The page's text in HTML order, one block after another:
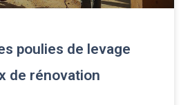
poulies de levage
de rénovation